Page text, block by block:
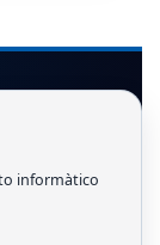
informàtico